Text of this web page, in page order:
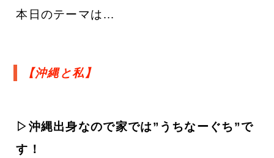
本日のテーマは…
【沖縄と私】
▷沖縄出身なので家では”うちなーぐち”で
す！